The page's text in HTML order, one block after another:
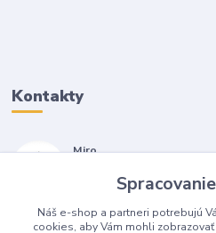
Kontakty
Miro
(Po-Pia, 7-17 hod.)
isopneumatiky@isopneumatiky.sk
Náš e-shop a partneri potrebujú
cookies, aby Vám mohli